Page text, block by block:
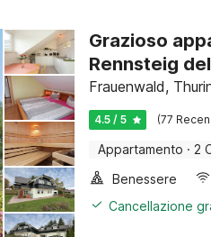
Grazioso
Rennsteig
Frauenwald,
4.5 / 5 (77
Appartamento · 2
Benessere
Cancellazione